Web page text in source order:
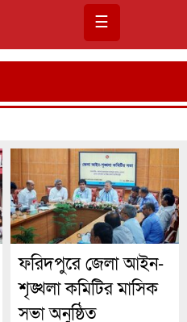
☰
ফরিদপুরে জেলা আইন-
শৃঙ্খলা কমিটির মাসিক
সভা অনুষ্ঠিত